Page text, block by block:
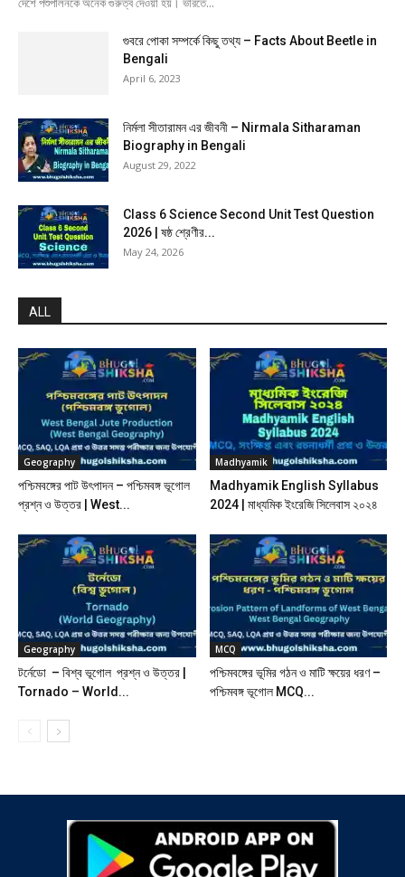
গুবরে পোকা সম্পর্কে কিছু তথ্য – Facts About Beetle in
Bengali
April 6, 2023
নির্মলা সীতারামন এর জীবনী – Nirmala Sitharaman
Biography in Bengali
August 29, 2022
Class 6 Science Second Unit Test Question
2026 | ষষ্ঠ শ্রেণীর...
May 24, 2026
ALL
Geography
পশ্চিমবঙ্গের পাট উৎপাদন – পশ্চিমবঙ্গ ভূগোল
প্রশ্ন ও উত্তর | West...
Madhyamik
Madhyamik English Syllabus
2024 | মাধ্যমিক ইংরেজি সিলেবাস ২০২৪
Geography
টর্নেডো – বিশ্ব ভূগোল প্রশ্ন ও উত্তর |
Tornado – World...
MCQ
পশ্চিমবঙ্গের ভূমির গঠন ও মাটি ক্ষয়ের ধরণ –
পশ্চিমবঙ্গ ভূগোল MCQ...